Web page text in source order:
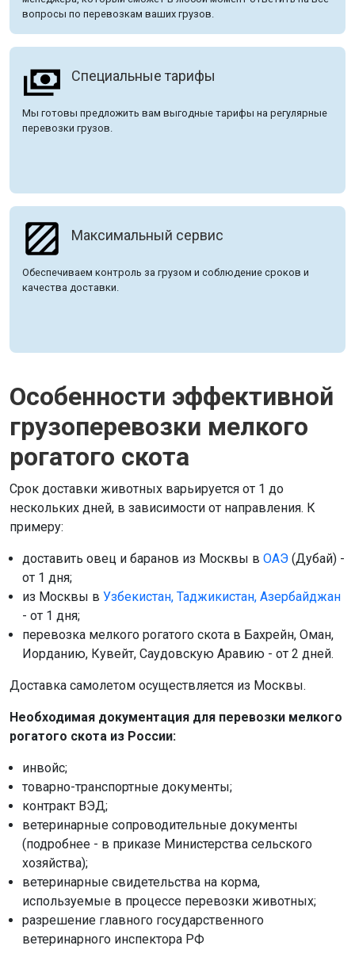
вопросы по перевозкам ваших грузов.
Специальные тарифы
Мы готовы предложить вам выгодные тарифы на регулярные
перевозки грузов.
Максимальный сервис
Обеспечиваем контроль за грузом и соблюдение сроков и
качества доставки.
Особенности эффективной
грузоперевозки мелкого
рогатого скота
Срок доставки животных варьируется от 1 до
нескольких дней, в зависимости от направления. К
примеру:
доставить овец и баранов из Москвы в ОАЭ (Дубай) -
от 1 дня;
из Москвы в Узбекистан, Таджикистан, Азербайджан
- от 1 дня;
перевозка мелкого рогатого скота в Бахрейн, Оман,
Иорданию, Кувейт, Саудовскую Аравию - от 2 дней.
Доставка самолетом осуществляется из Москвы.
Необходимая документация для перевозки мелкого
рогатого скота из России:
инвойс;
товарно-транспортные документы;
контракт ВЭД;
ветеринарные сопроводительные документы
(подробнее - в приказе Министерства сельского
хозяйства);
ветеринарные свидетельства на корма,
используемые в процессе перевозки животных;
разрешение главного государственного
ветеринарного инспектора РФ